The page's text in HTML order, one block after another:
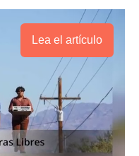
Lea el artículo